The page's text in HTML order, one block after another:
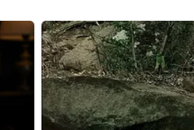
Kartoffeln gründlich
Enden abschneiden, die
und in etwa 4 cm
waschen, die Blättchen
vorbereiteten Zutaten
verteilen. Den Topf